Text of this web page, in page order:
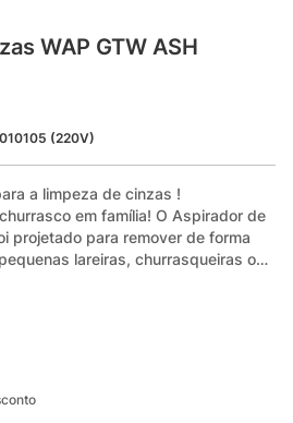
WAP GTW ASH
(220V)
a limpeza de cinzas !
em família! O Aspirador de
projetado para remover de forma
lareiras, churrasqueiras ou
de aspirar partículas
com pás, vassouras e sacos de lixo
de potência e os eficientes
tem uma solução moderna para